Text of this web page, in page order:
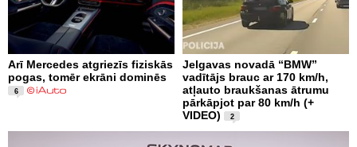
Arī Mercedes atgriezīs fiziskās
pogas, tomēr ekrāni dominēs
6
Jelgavas novadā “BMW”
vadītājs brauc ar 170 km/h,
atļauto braukšanas ātrumu
pārkāpjot par 80 km/h (+
VIDEO)
2